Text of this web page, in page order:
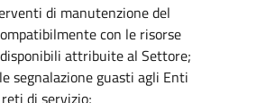
di manutenzione del
con le risorse
attribuite al Settore;
segnalazione guasti agli Enti
di servizio;